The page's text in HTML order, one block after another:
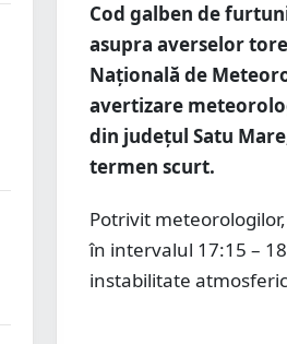
Cod galben de
asupra averselor
Națională de
avertizare
din județul Satu
termen scurt.
Potrivit
în intervalul 17:15 –
instabilitate